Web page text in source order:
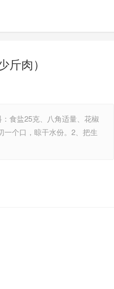
肉）
食盐25克、八角适量、花椒
个口，晾干水份。2、把生